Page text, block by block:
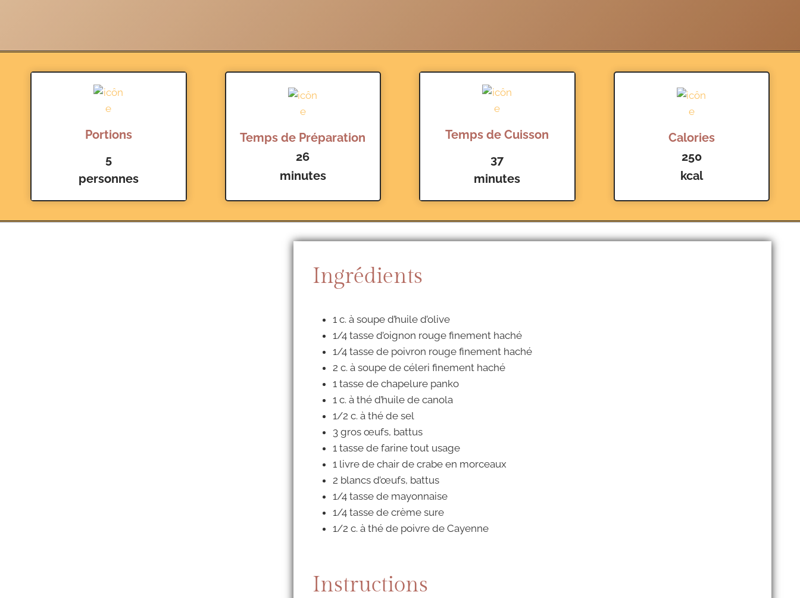
Portions
5
personnes
Temps de Préparation
26
minutes
Temps de Cuisson
37
minutes
Calories
250
kcal
Ingrédients
1 c. à soupe d’huile d’olive
1/4 tasse d’oignon rouge finement haché
1/4 tasse de poivron rouge finement haché
2 c. à soupe de céleri finement haché
1 tasse de chapelure panko
1 c. à thé d’huile de canola
1/2 c. à thé de sel
3 gros œufs, battus
1 tasse de farine tout usage
1 livre de chair de crabe en morceaux
2 blancs d’œufs, battus
1/4 tasse de mayonnaise
1/4 tasse de crème sure
1/2 c. à thé de poivre de Cayenne
Instructions